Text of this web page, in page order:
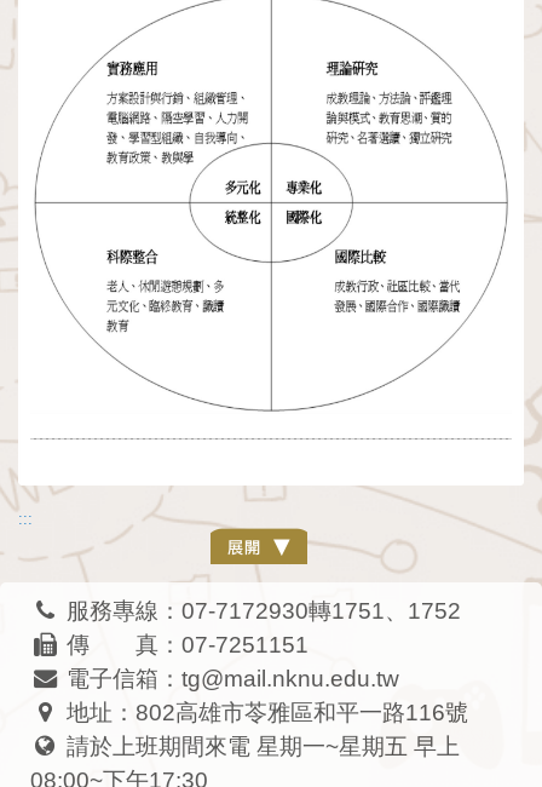
:::
服務專線：07-7172930轉1751、1752
傳 真：07-7251151
電子信箱：tg@mail.nknu.edu.tw
地址：802高雄市苓雅區和平一路116號
請於上班期間來電 星期一~星期五 早上
08:00~下午17:30